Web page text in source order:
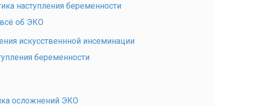
наступления беременности
об ЭКО
искусственнной инсеминации
беременности
осложнений ЭКО